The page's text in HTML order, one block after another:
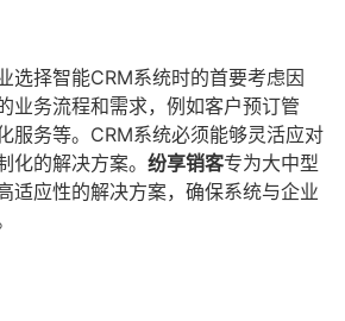
选择智能CRM系统时的首要考虑因
业务流程和需求，例如客户预订管
服务等。CRM系统必须能够灵活应对
化的解决方案。 纷享销客专为大中型
适应性的解决方案，确保系统与企业